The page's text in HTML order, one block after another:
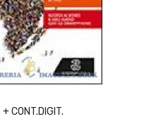
CONT.DIGIT.